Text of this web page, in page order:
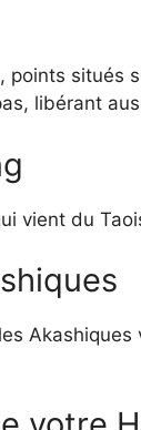
points
libérant
vient du